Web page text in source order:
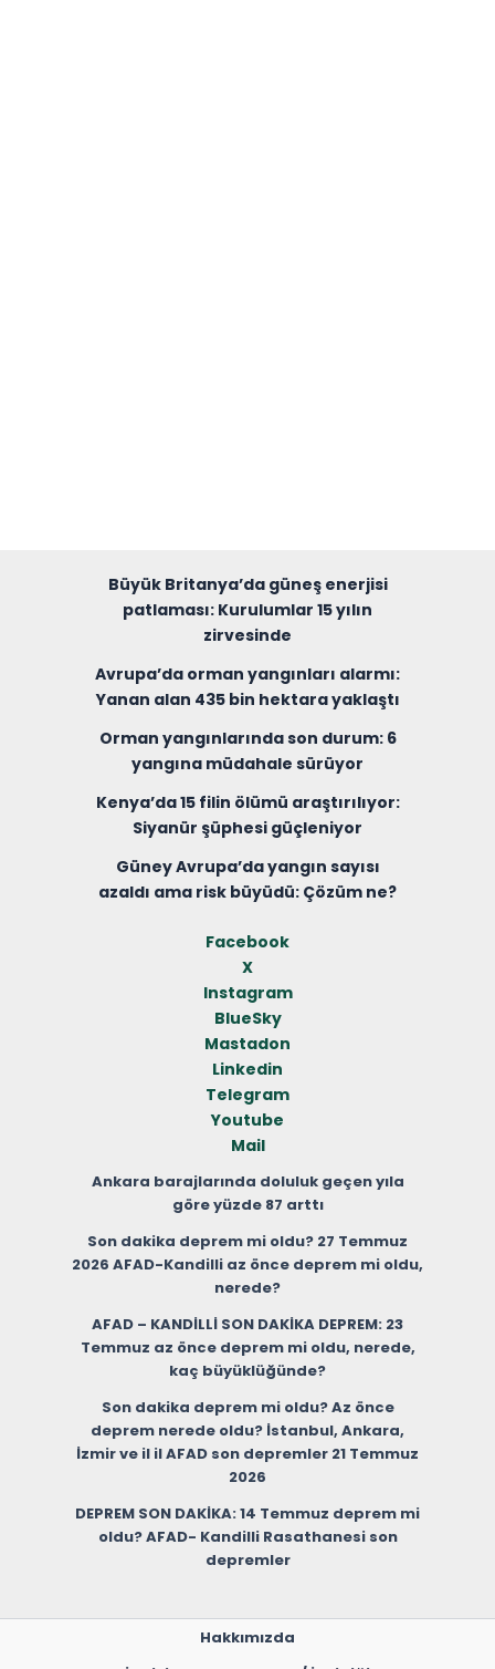
Büyük Britanya’da güneş enerjisi
patlaması: Kurulumlar 15 yılın
zirvesinde
Avrupa’da orman yangınları alarmı:
Yanan alan 435 bin hektara yaklaştı
Orman yangınlarında son durum: 6
yangına müdahale sürüyor
Kenya’da 15 filin ölümü araştırılıyor:
Siyanür şüphesi güçleniyor
Güney Avrupa’da yangın sayısı
azaldı ama risk büyüdü: Çözüm ne?
Facebook
X
Instagram
BlueSky
Mastadon
Linkedin
Telegram
Youtube
Mail
Ankara barajlarında doluluk geçen yıla
göre yüzde 87 arttı
Son dakika deprem mi oldu? 27 Temmuz
2026 AFAD-Kandilli az önce deprem mi oldu,
nerede?
AFAD – KANDİLLİ SON DAKİKA DEPREM: 23
Temmuz az önce deprem mi oldu, nerede,
kaç büyüklüğünde?
Son dakika deprem mi oldu? Az önce
deprem nerede oldu? İstanbul, Ankara,
İzmir ve il il AFAD son depremler 21 Temmuz
2026
DEPREM SON DAKİKA: 14 Temmuz deprem mi
oldu? AFAD- Kandilli Rasathanesi son
depremler
Hakkımızda